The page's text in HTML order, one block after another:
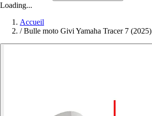
Loading...
Accueil
/ Bulle moto Givi Yamaha Tracer 7 (2025)